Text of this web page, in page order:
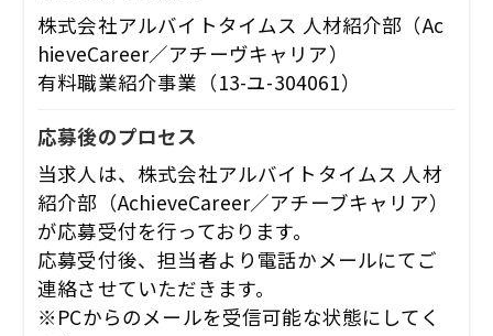
株式会社アルバイトタイムス 人材紹介部（Ac
hieveCareer／アチーヴキャリア）
有料職業紹介事業（13-ユ-304061）
応募後のプロセス
当求人は、株式会社アルバイトタイムス 人材
紹介部（AchieveCareer／アチーブキャリア）
が応募受付を行っております。
応募受付後、担当者より電話かメールにてご
連絡させていただきます。
※PCからのメールを受信可能な状態にしてく